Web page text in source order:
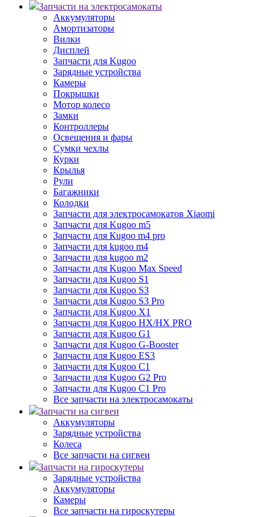
Запчасти на электросамокаты
Аккумуляторы
Амортизаторы
Вилки
Дисплей
Запчасти для Kugoo
Зарядные устройства
Камеры
Покрышки
Мотор колесо
Замки
Контроллеры
Освещения и фары
Сумки чехлы
Курки
Крылья
Рули
Багажники
Колодки
Запчасти для электросамокатов Xiaomi
Запчасти для Kugoo m5
Запчасти для Кugoo m4 pro
Запчасти для kugoo m4
Запчасти для kugoo m2
Запчасти для Kugoo Max Speed
Запчасти для Kugoo S1
Запчасти для Kugoo S3
Запчасти для Kugoo S3 Pro
Запчасти для Kugoo X1
Запчасти для Kugoo HX/HX PRO
Запчасти для Kugoo G1
Запчасти для Kugoo G-Booster
Запчасти для Kugoo ES3
Запчасти для Kugoo C1
Запчасти для Kugoo G2 Pro
Запчасти для Kugoo C1 Pro
Все запчасти на электросамокаты
Запчасти на сигвеи
Аккумуляторы
Зарядные устройства
Колеса
Все запчасти на сигвеи
Запчасти на гироскутеры
Зарядные устройства
Аккумуляторы
Камеры
Все запчасти на гироскутеры